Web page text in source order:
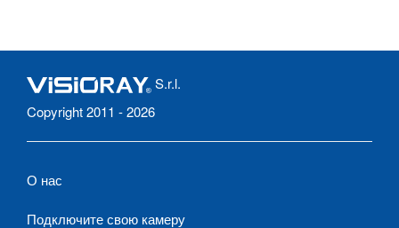
S.r.l.
Copyright 2011 - 2026
О нас
Подключите свою камеру